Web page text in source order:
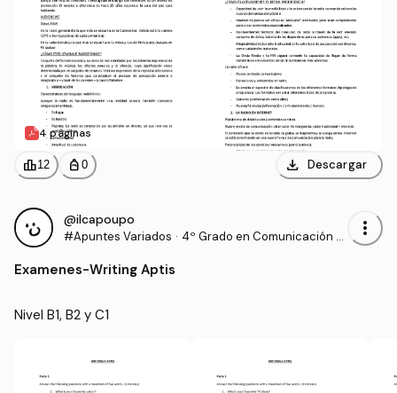
4 páginas
leaderboard12 personal_bag 0 download Descargar
@ilcapoupo
#Apuntes Variados · 4º Grado en Comunicación A
more_vert
Examenes-Writing Aptis
Nivel B1, B2 y C1